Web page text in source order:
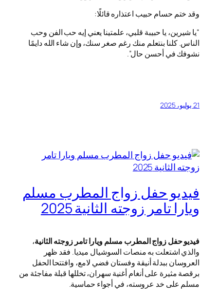
وقد ختم حسام حبيب اعتذاره قائلًا:
“يا شيرين، يا حبيبة قلبي، علمتينا يعني إيه حب الفن وحب
الناس. كلنا بنتعلم منك رغم صغر سنك، وإن شاء الله دايمًا
نشوفك في أحسن حال”.
21 يوليو، 2025
فيديو حفل زواج المطرب مسلم
ويارا تامر زوجته الثانية 2025
فيديو حفل زواج المطرب مسلم ويارا تامر زوجته الثانية،
والذي اشتعلت به منصات السوشيال ميديا. فقد ظهر
العروسان ببدلة أنيقة وفستان فضي لامع، وافتتحا الحفل
برقصة مثيرة على أنغام أغنية سهران، تخللها قبلة مفاجئة من
مسلم على خد عروسته، في أجواء حماسية.